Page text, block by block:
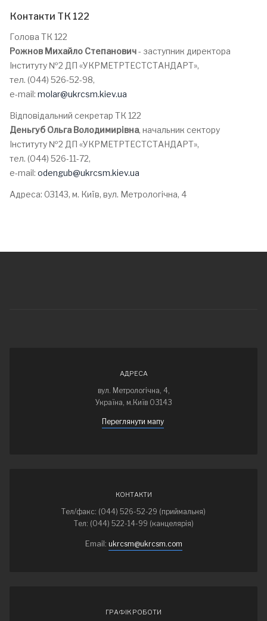
Контакти ТК 122
Голова ТК 122
Рожнов Михайло Степанович- заступник директора
Інституту №2 ДП «УКРМЕТРТЕСТСТАНДАРТ»,
тел. (044) 526-52-98,
е-mail: molar@ukrcsm.kiev.ua
Відповідальний секретар ТК 122
Деньгуб Ольга Володимирівна, начальник сектору
Інституту №2 ДП «УКРМЕТРТЕСТСТАНДАРТ»,
тел. (044) 526-11-72,
е-mail: odengub@ukrcsm.kiev.ua
Адреса: 03143, м. Київ, вул. Метрологічна, 4
АДРЕСА
вул. Метрологічна, 4,
Україна, м.Київ 03143
Переглянути мапу
КОНТАКТИ
Тел/факс: (044) 526-52-29 (приймальня)
Тел: (044) 522-14-99 (канцелярія)
Email: ukrcsm@ukrcsm.com
ГРАФІК РОБОТИ